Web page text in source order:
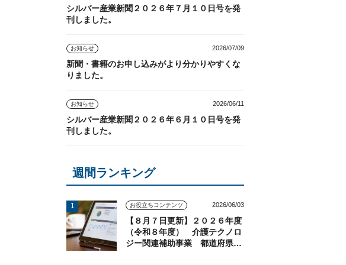
シルバー産業新聞２０２６年７月１０日号を発
刊しました。
お知らせ 2026/07/09
新聞・書籍のお申し込みがより分かりやすくな
りました。
お知らせ 2026/06/11
シルバー産業新聞２０２６年６月１０日号を発
刊しました。
週間ランキング
お役立ちコンテンツ 2026/06/03
【８月７日更新】２０２６年度
（令和８年度） 介護テクノロ
ジー関連補助事業 都道府県の